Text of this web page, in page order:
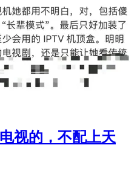
视的，不配上天